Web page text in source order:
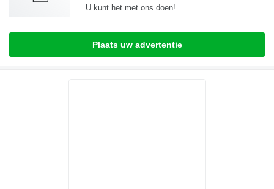
U kunt het met ons doen!
Plaats uw advertentie